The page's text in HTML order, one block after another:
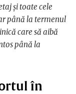
și toate cele
până la termenul
care să aibă
până la
în